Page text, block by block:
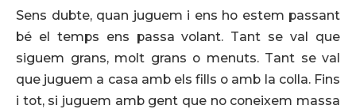
Sens dubte, quan juguem i ens ho estem passant
bé el temps ens passa volant. Tant se val que
siguem grans, molt grans o menuts. Tant se val
que juguem a casa amb els fills o amb la colla. Fins
i tot, si juguem amb gent que no coneixem massa